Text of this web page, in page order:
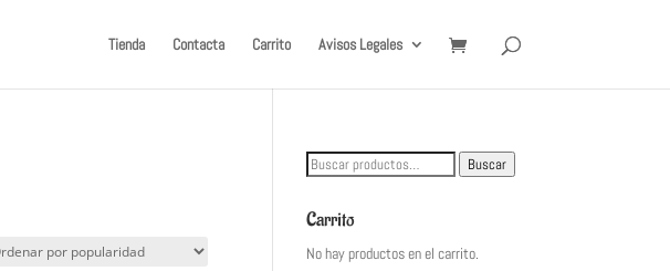
Tienda Contacta Carrito Avisos Legales
Buscar
Buscar
Carrito
No hay productos en el carrito.